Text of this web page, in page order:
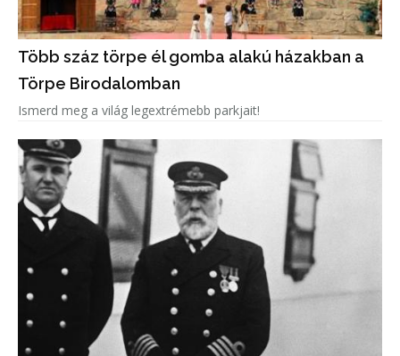
Több száz törpe él gomba alakú házakban a
Törpe Birodalomban
Ismerd meg a világ legextrémebb parkjait!